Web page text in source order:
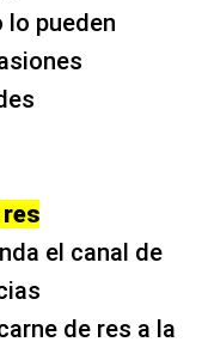
lo pueden
el canal de
de res a la